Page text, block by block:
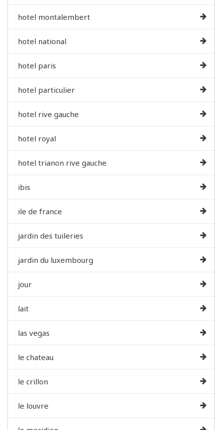
hotel montalembert
hotel national
hotel paris
hotel particulier
hotel rive gauche
hotel royal
hotel trianon rive gauche
ibis
ile de france
jardin des tuileries
jardin du luxembourg
jour
lait
las vegas
le chateau
le crillon
le louvre